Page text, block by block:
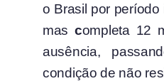
o Brasil por período
mascompleta 12
ausência,
condição de não